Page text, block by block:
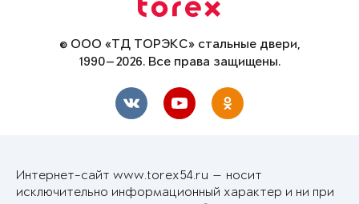
© ООО «ТД ТОРЭКС» стальные двери,
1990—2026. Все права защищены.
Интернет-сайт www.torex54.ru — носит
исключительно информационный характер и ни при